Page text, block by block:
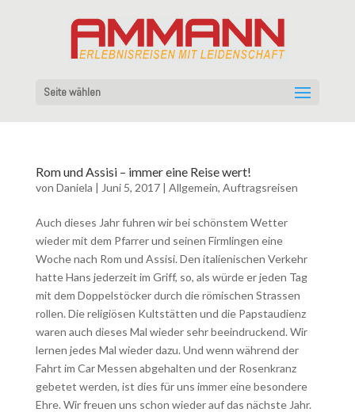
Seite wählen
Rom und Assisi – immer eine Reise wert!
von Daniela | Juni 5, 2017| Allgemein, Auftragsreisen
Auch dieses Jahr fuhren wir bei schönstem Wetter
wieder mit dem Pfarrer und seinen Firmlingen eine
Woche nach Rom und Assisi. Den italienischen Verkehr
hatte Hans jederzeit im Griff, so, als würde er jeden Tag
mit dem Doppelstöcker durch die römischen Strassen
rollen. Die religiösen Kultstätten und die Papstaudienz
waren auch dieses Mal wieder sehr beeindruckend. Wir
lernen jedes Mal wieder dazu. Und wenn während der
Fahrt im Car Messen abgehalten und der Rosenkranz
gebetet werden, ist dies für uns immer eine besondere
Ehre. Wir freuen uns schon wieder auf das nächste Jahr.